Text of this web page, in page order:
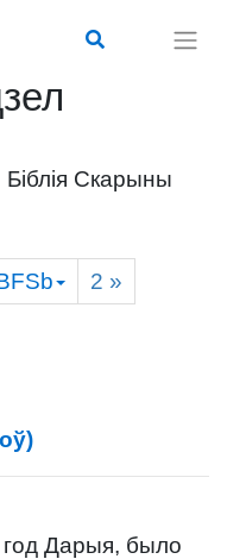
Скарыны
2 »
Дарыя, было